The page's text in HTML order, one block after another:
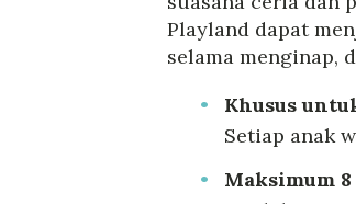
Playland dapat
selama menginap,
Khusus
Setiap anak
Maksimum